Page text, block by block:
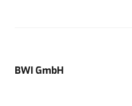
BWI GmbH